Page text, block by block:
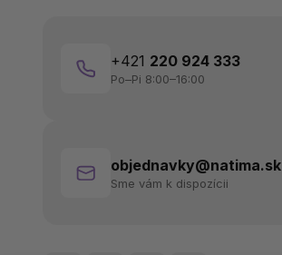
+421 220 924 333
Po–Pi 8:00–16:00
objednavky@natima.sk
Sme vám k dispozícii